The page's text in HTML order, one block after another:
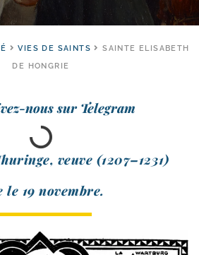
VIES DE SAINTS
SAINTE ELISABETH
DE HONGRIE
nous sur Telegram
veuve (1207–1231)
le 19 novembre.